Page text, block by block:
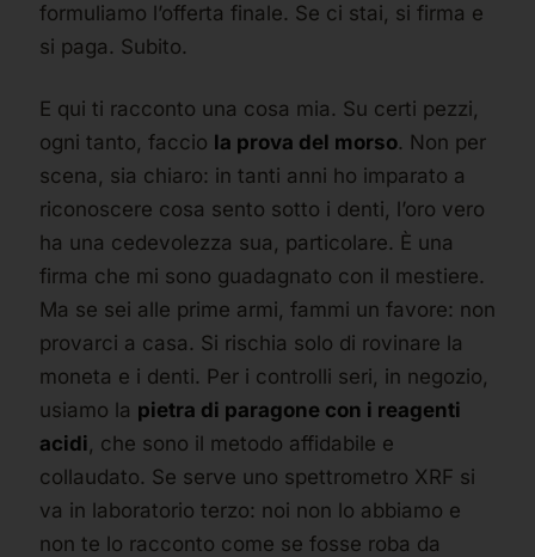
formuliamo l’offerta finale. Se ci stai, si firma e
si paga. Subito.
E qui ti racconto una cosa mia. Su certi pezzi,
ogni tanto, faccio la prova del morso. Non per
scena, sia chiaro: in tanti anni ho imparato a
riconoscere cosa sento sotto i denti, l’oro vero
ha una cedevolezza sua, particolare. È una
firma che mi sono guadagnato con il mestiere.
Ma se sei alle prime armi, fammi un favore: non
provarci a casa. Si rischia solo di rovinare la
moneta e i denti. Per i controlli seri, in negozio,
usiamo la pietra di paragone con i reagenti
acidi, che sono il metodo affidabile e
collaudato. Se serve uno spettrometro XRF si
va in laboratorio terzo: noi non lo abbiamo e
non te lo racconto come se fosse roba da